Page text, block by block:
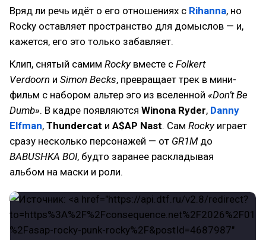
Вряд ли речь идёт о его отношениях с Rihanna, но
Rocky оставляет пространство для домыслов — и,
кажется, его это только забавляет.
Клип, снятый самим Rockyвместе с Folkert
Verdoorn и Simon Becks, превращает трек в мини-
фильм с набором альтер эго из вселенной «Don’t Be
Dumb». В кадре появляются Winona Ryder, Danny
Elfman, Thundercat и A$AP Nast. Сам Rockyиграет
сразу несколько персонажей — от GR1Mдо
BABUSHKA BOI, будто заранее раскладывая
альбом на маски и роли.